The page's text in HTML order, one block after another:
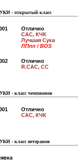
- открытый класс
Отлично
CAC, КЧК
Лучшая Сука
ЛПпп / BOS
Отлично
R.CAC, СС
- класс чемпионов
Отлично
CAC, КЧК
- класс ветеранов